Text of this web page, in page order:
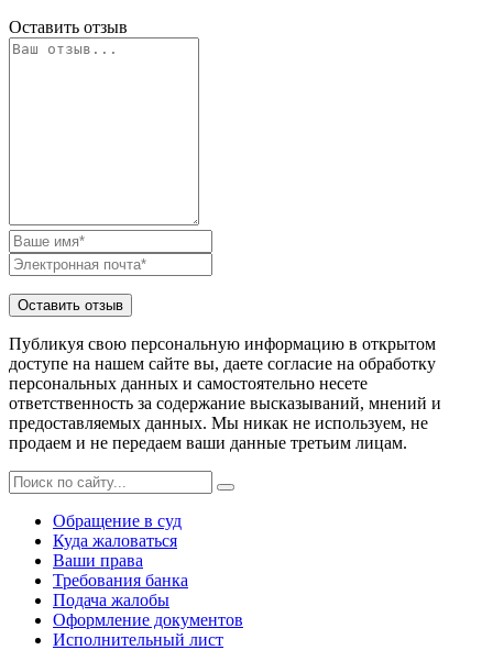
Оставить отзыв
Публикуя свою персональную информацию в открытом
доступе на нашем сайте вы, даете согласие на обработку
персональных данных и самостоятельно несете
ответственность за содержание высказываний, мнений и
предоставляемых данных. Мы никак не используем, не
продаем и не передаем ваши данные третьим лицам.
Обращение в суд
Куда жаловаться
Ваши права
Требования банка
Подача жалобы
Оформление документов
Исполнительный лист